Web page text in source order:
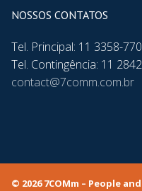
NOSSOS CONTATOS
Tel. Principal: 11 3358-
Tel. Contingência: 11
contact@7comm.com.br
© 2026 7COMm – People